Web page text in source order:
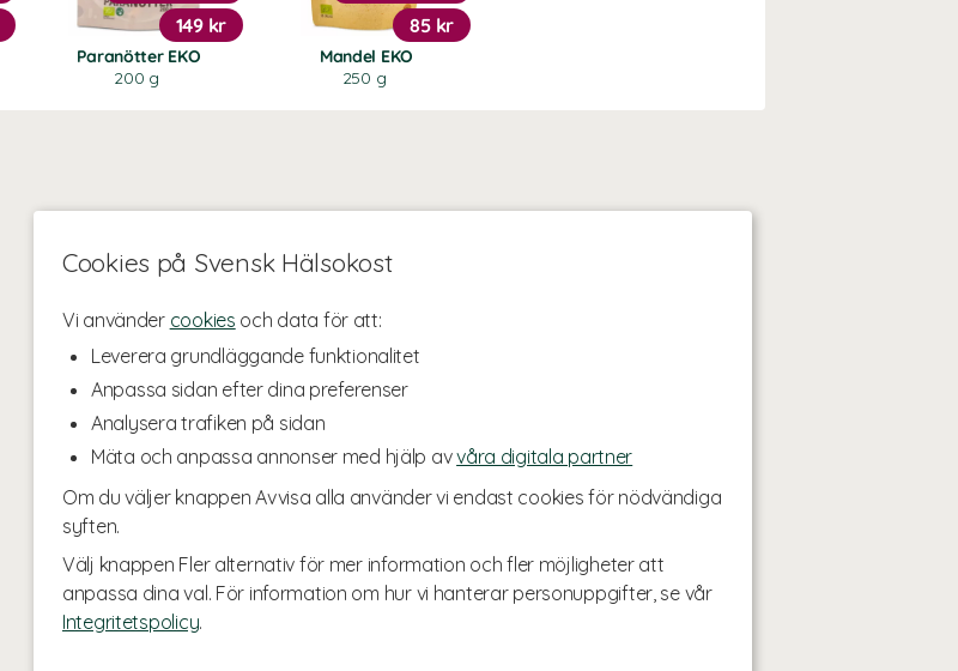
Cookies på Svensk Hälsokost
Vi använder cookies och data för att:
Leverera grundläggande funktionalitet
Anpassa sidan efter dina preferenser
Analysera trafiken på sidan
Mäta och anpassa annonser med hjälp avvåra digitala partner
Om du väljer knappen Avvisa alla använder vi endast cookies för nödvändiga
syften.
Välj knappen Fler alternativ för mer information och fler möjligheter att
anpassa dina val. För information om hur vi hanterar personuppgifter, se vår
Integritetspolicy.
Paranötter EKO
200 g
149 kr
Mandel EKO
250 g
85 kr